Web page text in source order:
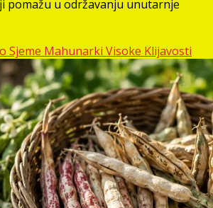
pomažu u održavanju unutarnje
Sjeme Mahunarki Visoke Klijavosti